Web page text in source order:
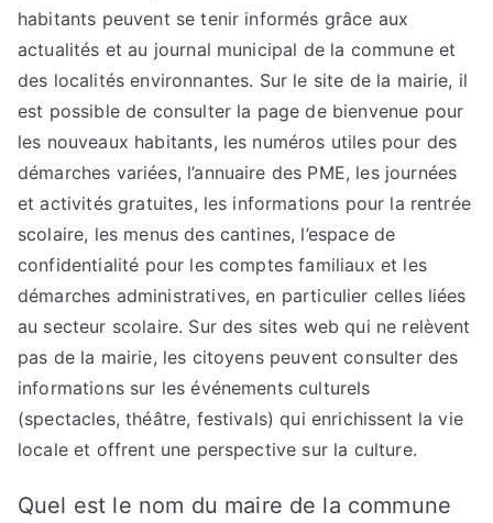
habitants peuvent se tenir informés grâce aux
actualités et au journal municipal de la commune et
des localités environnantes. Sur le site de la mairie, il
est possible de consulter la page de bienvenue pour
les nouveaux habitants, les numéros utiles pour des
démarches variées, l’annuaire des PME, les journées
et activités gratuites, les informations pour la rentrée
scolaire, les menus des cantines, l’espace de
confidentialité pour les comptes familiaux et les
démarches administratives, en particulier celles liées
au secteur scolaire. Sur des sites web qui ne relèvent
pas de la mairie, les citoyens peuvent consulter des
informations sur les événements culturels
(spectacles, théâtre, festivals) qui enrichissent la vie
locale et offrent une perspective sur la culture.
Quel est le nom du maire de la commune